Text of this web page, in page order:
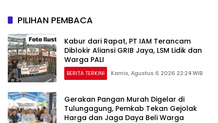
PILIHAN PEMBACA
Kabur dari Rapat, PT IAM Terancam
Diblokir Aliansi GRIB Jaya, LSM Lidik dan
Warga PALI
BERITA TERKINI Kamis, Agustus 6 2026 22:24 WIB
Gerakan Pangan Murah Digelar di
Tulungagung, Pemkab Tekan Gejolak
Harga dan Jaga Daya Beli Warga